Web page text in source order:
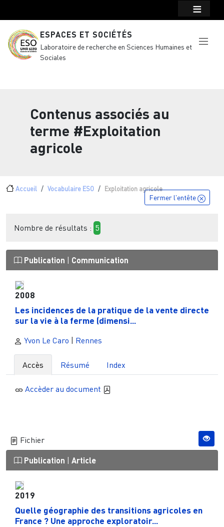
ESPACES ET SOCIÉTÉS
Laboratoire de recherche en Sciences Humaines et
Sociales
Contenus associés au
terme #Exploitation
agricole
Fil d'Ariane
Accueil Vocabulaire ESO Exploitation agricole
Fermer l'entête
Nombre de résultats : 5
Publication Communication
2008
Les incidences de la pratique de la vente directe
sur la vie à la ferme (dimensi...
Yvon Le Caro Rennes
Accès Résumé Index
Accèder au document
Fichier
Publication Article
2019
Quelle géographie des transitions agricoles en
France ? Une approche exploratoir...